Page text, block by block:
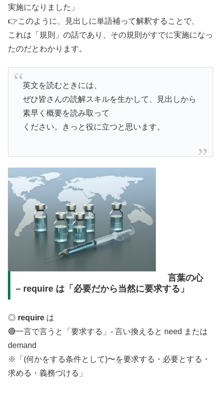
実施になりました」
👉このように、見出しに単語補って解釈することで、
これは「規則」の話であり、その規則がすでに実施になっ
たのだとわかります。
英文を読むときには、
ぜひ皆さんの読解スキルを生かして、見出しから
素早く概要を読み取って
ください。きっと役に立つと思います。
言葉の心
– require は「必要だから当然に要求する」
◎ require は
🔴一言で言うと「要求する」- 言い換えると need または
demand
※「(何かをする条件として)〜を要求する・必要とする・
求める・義務づける」